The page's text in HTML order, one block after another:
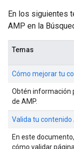
En los siguientes
AMP en la
Temas
Cómo mejorar tu
Obtén información
de AMP.
Valida tu contenido
En este
cómo validar